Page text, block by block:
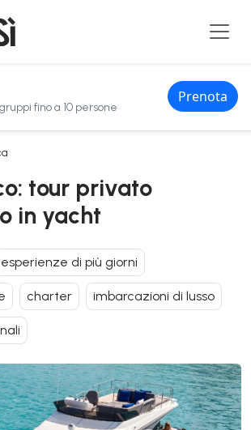
fino a 10 persone
Prenota
giornaliero in yacht
tour privato
in yacht
esperienze di più giorni
charter imbarcazioni di lusso